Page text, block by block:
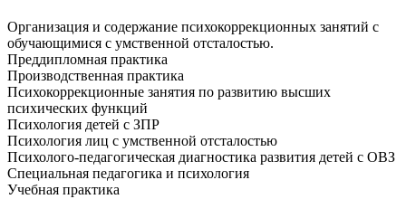
Организация и содержание психокоррекционных занятий с
обучающимися с умственной отсталостью.
Преддипломная практика
Производственная практика
Психокоррекционные занятия по развитию высших
психических функций
Психология детей с ЗПР
Психология лиц с умственной отсталостью
Психолого-педагогическая диагностика развития детей с ОВЗ
Специальная педагогика и психология
Учебная практика